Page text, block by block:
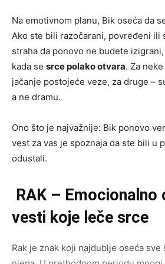
Na emotivnom planu, Bik oseća da
Ako ste bili razočarani, povređeni ili
straha da ponovo ne budete
kada se srce polako otvara. Za
jačanje postojeće veze, za druge –
a ne dramu.
Ono što je najvažnije: Bik ponovo
vest za vas je spoznaja da ste bili u
odustali.
RAK – Emocionalno
vesti koje leče srce
Rak je znak koji najdublje oseća sve